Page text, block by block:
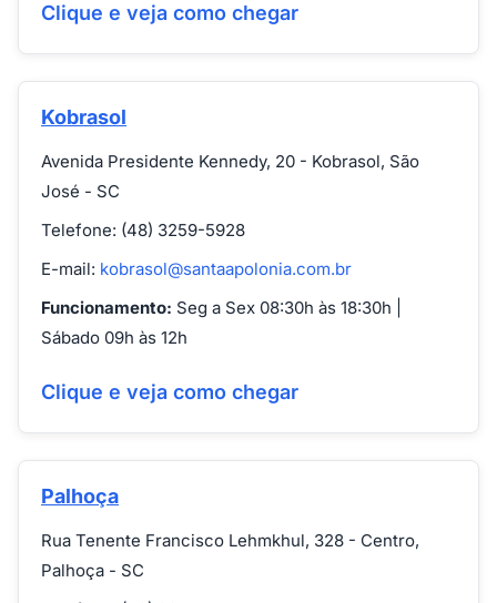
Clique e veja como chegar
Kobrasol
Avenida Presidente Kennedy, 20 - Kobrasol, São
José - SC
Telefone: (48) 3259-5928
E-mail: kobrasol@santaapolonia.com.br
Funcionamento: Seg a Sex 08:30h às 18:30h |
Sábado 09h às 12h
Clique e veja como chegar
Palhoça
Rua Tenente Francisco Lehmkhul, 328 - Centro,
Palhoça - SC